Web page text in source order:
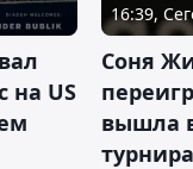
на US
16:39,
Соня
вышла